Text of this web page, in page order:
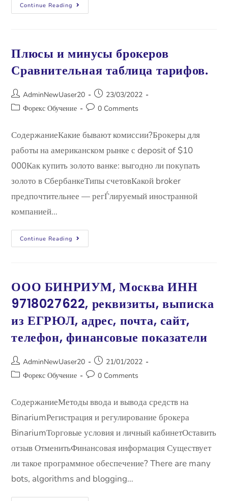
Continue Reading
Плюсы и минусы брокеров
Сравнительная таблица тарифов.
AdminNewUaser20
23/03/2022
Форекс Обучение
0 Comments
СодержаниеКакие бывают комиссии?Брокеры для
работы на американском рынке с deposit of $10
000Как купить золото ванке: выгодно ли покупать
золото в СбербанкеТипы счетовКакой broker
предпочтительнее — регЃлируемый иностранной
компанией…
Continue Reading
ООО БИНРИУМ, Москва ИНН
9718027622, ​​реквизиты, выписка
из ЕГРЮЛ, адрес, почта, сайт,
телефон, финансовые показатели
AdminNewUaser20
21/01/2022
Форекс Обучение
0 Comments
СодержаниеМетоды ввода и вывода средств на
BinariumРегистрация и регулирование брокера
BinariumТорговые условия и личный кабинетОставить
отзыв ОтменитьФинансовая информация Существует
ли такое программное обеспечение? There are many
bots, algorithms and blogging…